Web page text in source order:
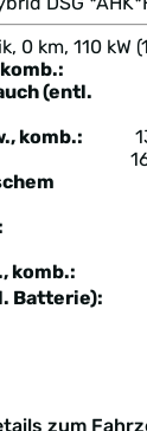
0 km, 110 kW
(entl.
komb.:
komb.:
Batterie):
zum